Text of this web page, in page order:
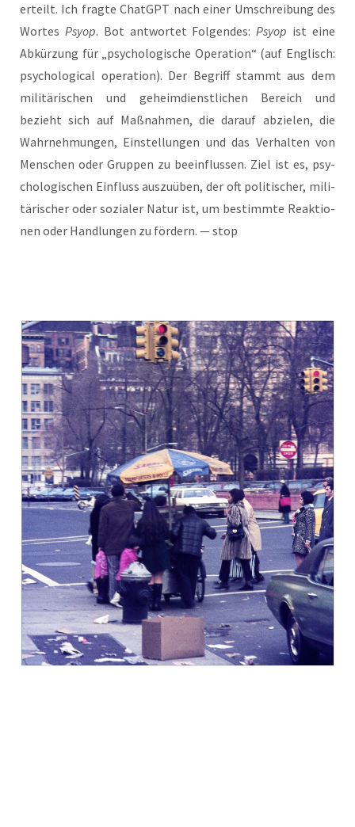
erteilt. Ich frag­te ChatGPT nach einer Umschrei­bung des
Wor­tes Psyop. Bot ant­wor­tet Fol­gen­des:Psyop ist eine
Abkür­zung für „psy­cho­lo­gi­sche Ope­ra­ti­on“ (auf Eng­lisch:
psy­cho­lo­gi­cal ope­ra­ti­on). Der Begriff stammt aus dem
mili­tä­ri­schen und geheim­dienst­li­chen Bereich und
bezieht sich auf Maß­nah­men, die dar­auf abzie­len, die
Wahr­neh­mun­gen, Ein­stel­lun­gen und das Ver­hal­ten von
Men­schen oder Grup­pen zu beein­flus­sen. Ziel ist es, psy­
cho­lo­gi­schen Ein­fluss aus­zu­üben, der oft poli­ti­scher, mili­
tä­ri­scher oder sozia­ler Natur ist, um bestimm­te Reak­tio­
nen oder Hand­lun­gen zu för­dern. — stop